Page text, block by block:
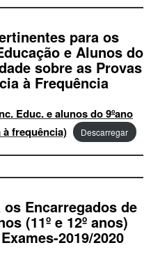
para os
e Alunos do
sobre as Provas
à Frequência
Educ. e alunos do 9ºano
frequência)
Descarregar
Encarregados de
(11º e 12º anos)
2019/2020